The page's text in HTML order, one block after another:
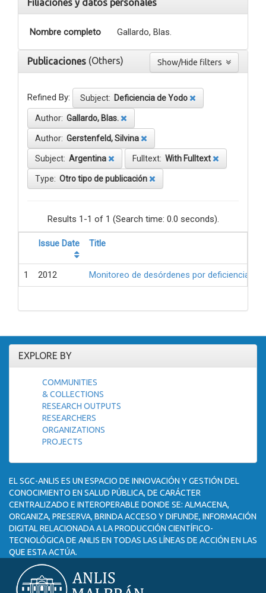
Filiaciones y datos personales
Nombre completo Gallardo, Blas.
Publicaciones (Others)
Refined By: Subject: Deficiencia de Yodo
Author: Gallardo, Blas.
Author: Gerstenfeld, Silvina
Subject: Argentina Fulltext: With Fulltext
Type: Otro tipo de publicación
Results 1-1 of 1 (Search time: 0.0 seconds).
Issue Date Title
1 2012 Monitoreo de desórdenes por deficiencia
EXPLORE BY
COMMUNITIES
& COLLECTIONS
RESEARCH OUTPUTS
RESEARCHERS
ORGANIZATIONS
PROJECTS
EL SGC-ANLIS ES UN ESPACIO DE INNOVACIÓN Y GESTIÓN DEL
CONOCIMIENTO EN SALUD PÚBLICA, DE CARÁCTER
CENTRALIZADO E INTEROPERABLE DONDE SE: ALMACENA,
ORGANIZA, PRESERVA, BRINDA ACCESO Y DIFUNDE, INFORMACIÓN
DIGITAL RELACIONADA A LA PRODUCCIÓN CIENTÍFICO-
TECNOLÓGICA DE ANLIS EN TODAS LAS LÍNEAS DE ACCIÓN EN LAS
QUE ESTA ACTÚA.